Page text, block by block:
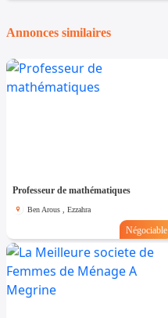
Annonces similaires
Professeur de mathématiques
Ben Arous , Ezzahra
Négociable